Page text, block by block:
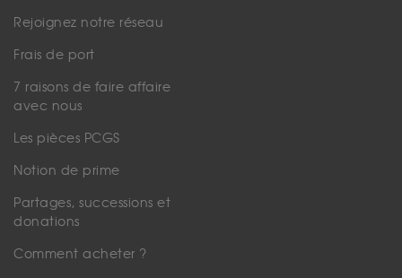
Rejoignez notre réseau
Frais de port
7 raisons de faire affaire
avec nous
Les pièces PCGS
Notion de prime
Partages, successions et
donations
Comment acheter ?